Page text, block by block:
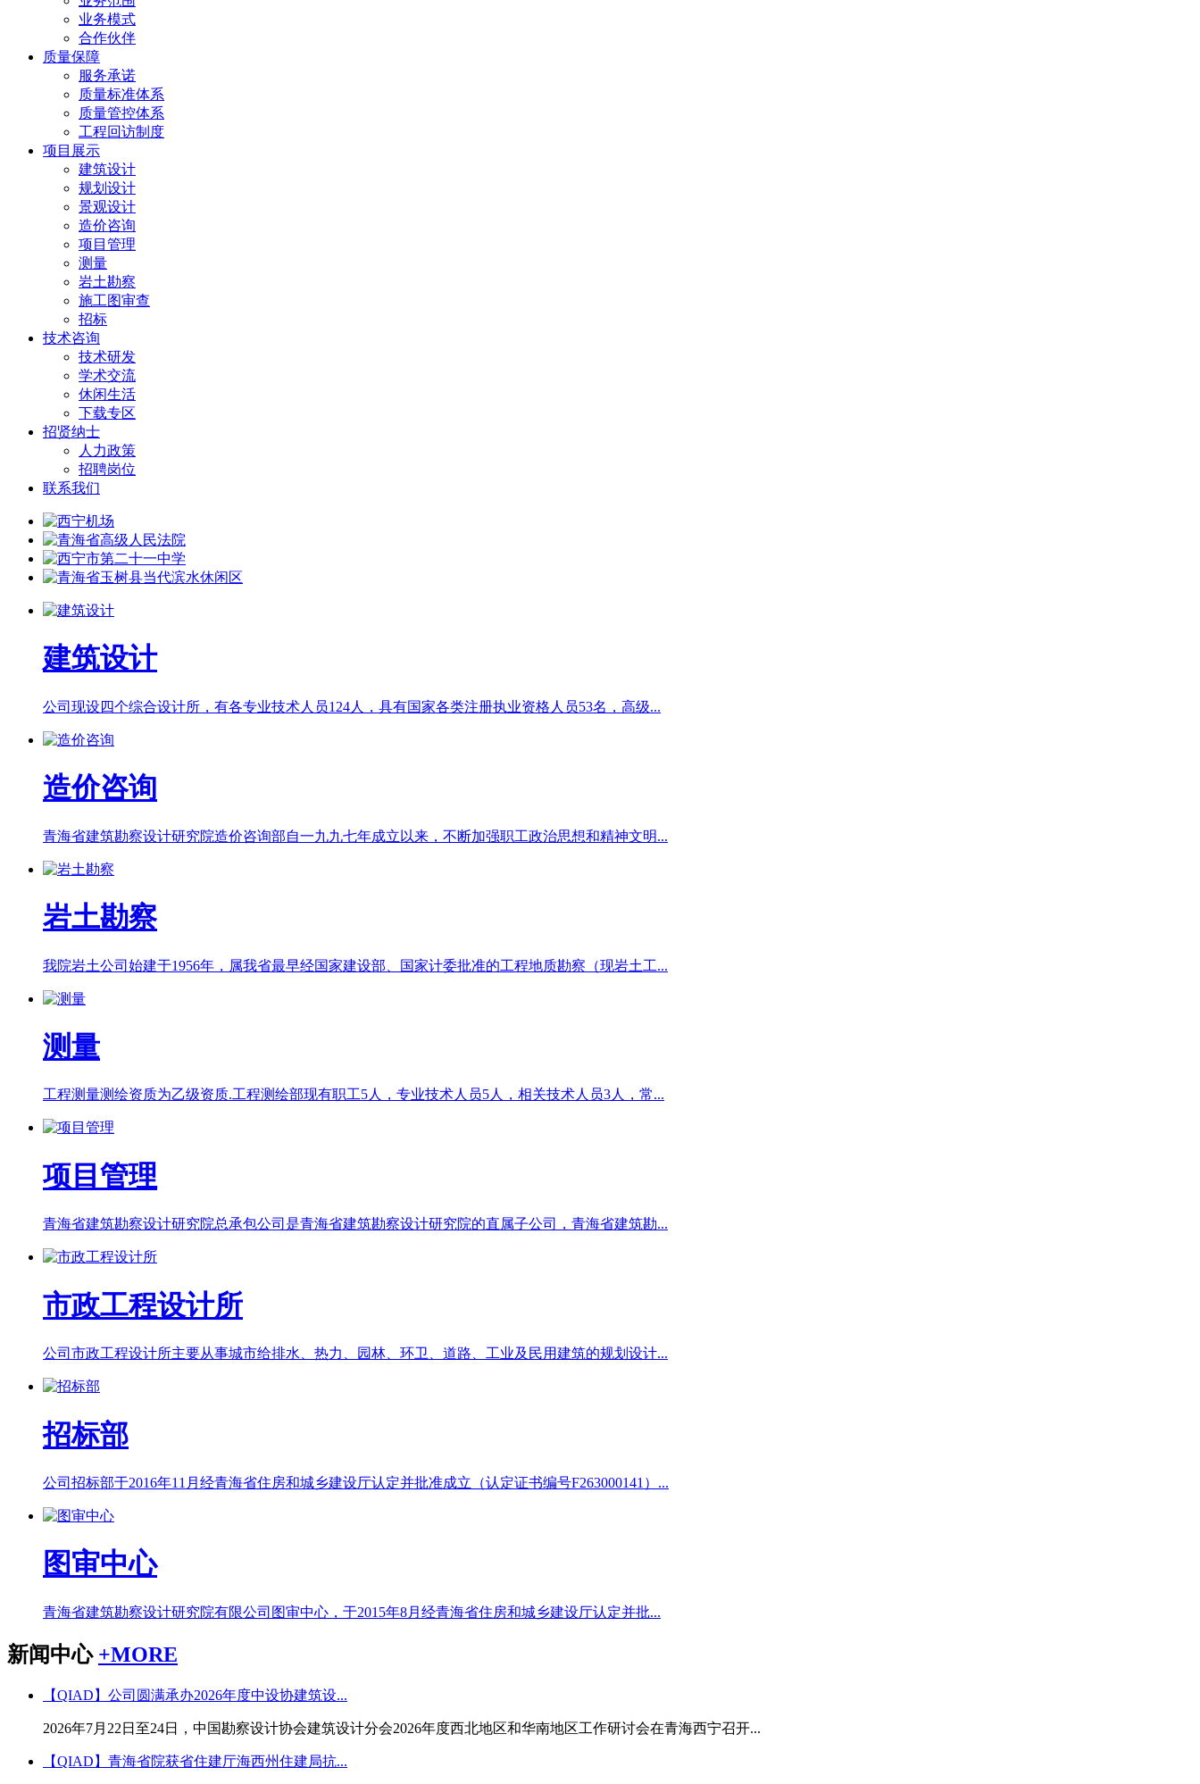
业务模式
合作伙伴
质量保障
服务承诺
质量标准体系
质量管控体系
工程回访制度
项目展示
建筑设计
规划设计
景观设计
造价咨询
项目管理
测量
岩土勘察
施工图审查
招标
技术咨询
技术研发
学术交流
休闲生活
下载专区
招贤纳士
人力政策
招聘岗位
联系我们
建筑设计
公司现设四个综合设计所，有各专业技术人员124人，具有国家各类注册执业资格人员53名，高级...
造价咨询
青海省建筑勘察设计研究院造价咨询部自一九九七年成立以来，不断加强职工政治思想和精神文明...
岩土勘察
我院岩土公司始建于1956年，属我省最早经国家建设部、国家计委批准的工程地质勘察（现岩土工...
测量
工程测量测绘资质为乙级资质.工程测绘部现有职工5人，专业技术人员5人，相关技术人员3人，常...
项目管理
青海省建筑勘察设计研究院总承包公司是青海省建筑勘察设计研究院的直属子公司，青海省建筑勘...
市政工程设计所
公司市政工程设计所主要从事城市给排水、热力、园林、环卫、道路、工业及民用建筑的规划设计...
招标部
公司招标部于2016年11月经青海省住房和城乡建设厅认定并批准成立（认定证书编号F263000141）...
图审中心
青海省建筑勘察设计研究院有限公司图审中心，于2015年8月经青海省住房和城乡建设厅认定并批...
新闻中心 +MORE
【QIAD】公司圆满承办2026年度中设协建筑设...
2026年7月22日至24日，中国勘察设计协会建筑设计分会2026年度西北地区和华南地区工作研讨会在青海西宁召开...
【QIAD】青海省院获省住建厅海西州住建局抗...